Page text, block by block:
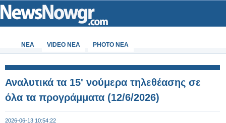
ΝΕΑ VIDEO NEA PHOTO NEA
Αναλυτικά τα 15' νούμερα τηλεθέασης σε
όλα τα προγράμματα (12/6/2026)
2026-06-13 10:54:22